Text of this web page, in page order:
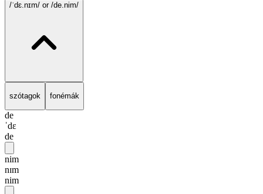
/ˈdɛ.nɪm/ or /de.nim/
szótagok fonémák
de
ˈdɛ
de
nim
nɪm
nim